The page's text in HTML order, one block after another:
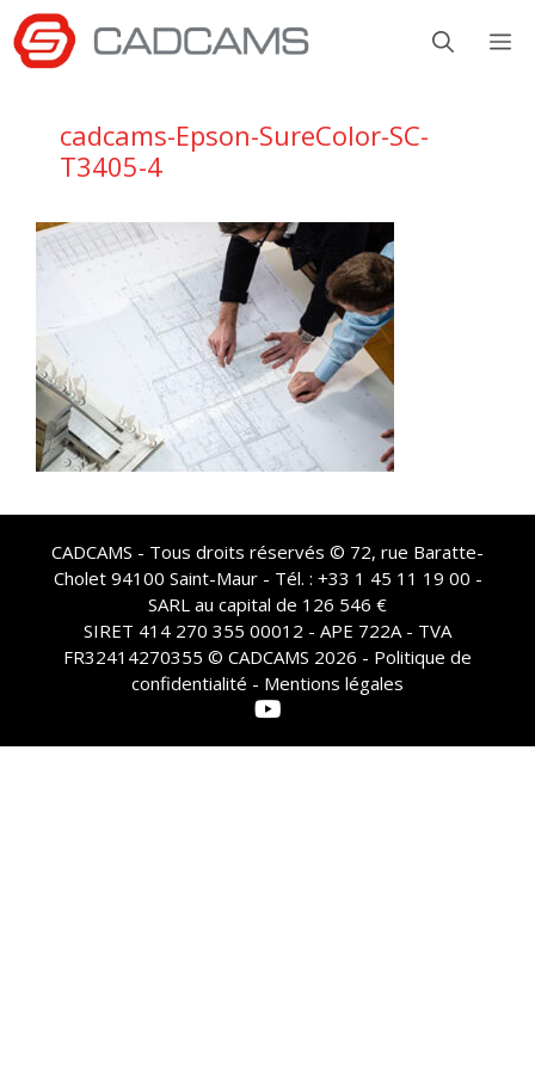
Aller
au
contenu
cadcams-Epson-SureColor-SC-
T3405-4
CADCAMS - Tous droits réservés © 72, rue Baratte-
Cholet 94100 Saint-Maur - Tél. : +33 1 45 11 19 00 -
SARL au capital de 126 546 €
SIRET 414 270 355 00012 - APE 722A - TVA
FR32414270355 © CADCAMS 2026 - Politique de
confidentialité - Mentions légales